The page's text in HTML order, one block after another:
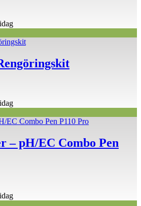
– pH/EC Combo Pen